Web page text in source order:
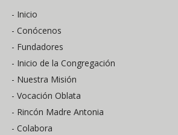
- Inicio
- Conócenos
- Fundadores
- Inicio de la Congregación
- Nuestra Misión
- Vocación Oblata
- Rincón Madre Antonia
- Colabora